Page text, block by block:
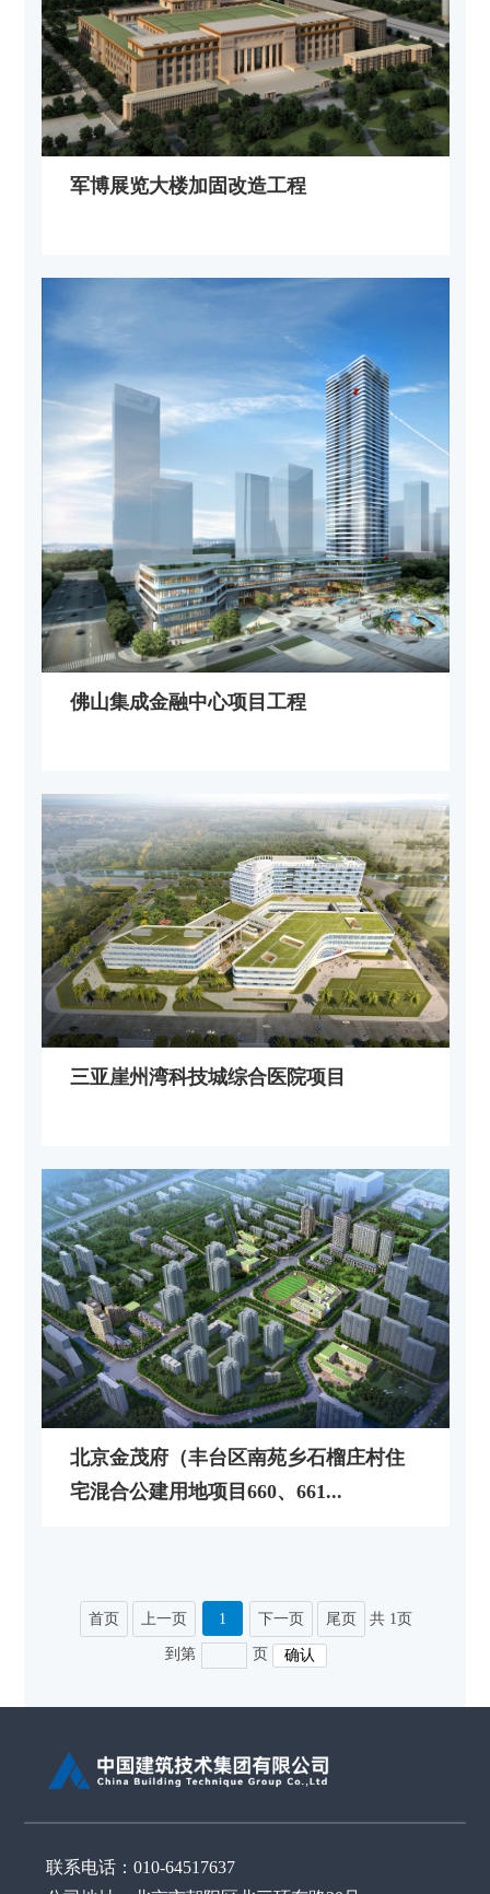
军博展览大楼加固改造工程
佛山集成金融中心项目工程
三亚崖州湾科技城综合医院项目
北京金茂府（丰台区南苑乡石榴庄村住
宅混合公建用地项目660、661...
首页 上一页 1 下一页 尾页 共 1页
到第 页
联系电话：010-64517637